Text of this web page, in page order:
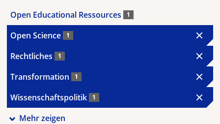
Open Educational Ressources 1
Open Science 1
Rechtliches 1
Transformation 1
Wissenschaftspolitik 1
Mehr zeigen